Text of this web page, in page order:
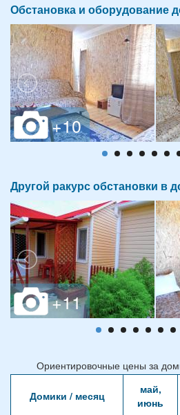
Обстановка и оборудование
Другой ракурс обстановки в
Ориентировочные цены за
Домики / месяц
май,
июнь